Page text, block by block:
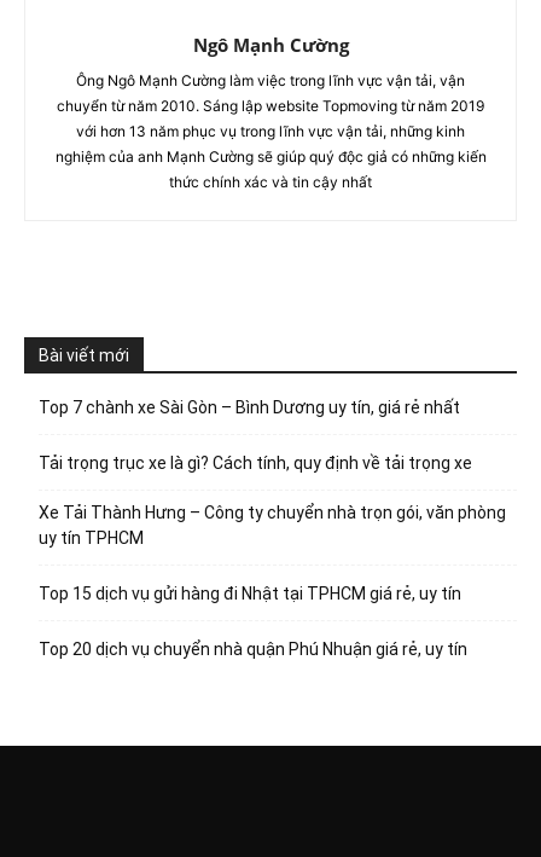
Ngô Mạnh Cường
Ông Ngô Mạnh Cường làm việc trong lĩnh vực vận tải, vận
chuyển từ năm 2010. Sáng lập website Topmoving từ năm 2019
với hơn 13 năm phục vụ trong lĩnh vực vận tải, những kinh
nghiệm của anh Mạnh Cường sẽ giúp quý độc giả có những kiến
thức chính xác và tin cậy nhất
Bài viết mới
Top 7 chành xe Sài Gòn – Bình Dương uy tín, giá rẻ nhất
Tải trọng trục xe là gì? Cách tính, quy định về tải trọng xe
Xe Tải Thành Hưng – Công ty chuyển nhà trọn gói, văn phòng
uy tín TPHCM
Top 15 dịch vụ gửi hàng đi Nhật tại TPHCM giá rẻ, uy tín
Top 20 dịch vụ chuyển nhà quận Phú Nhuận giá rẻ, uy tín